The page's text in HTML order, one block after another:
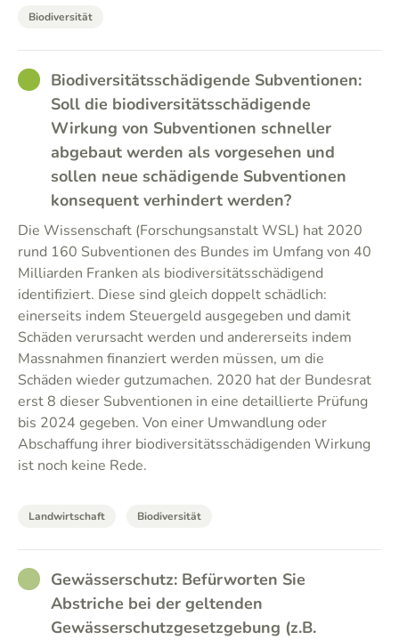
Biodiversität
GOODBiodiversitätsschädigende Subventionen:
Soll die biodiversitätsschädigende
Wirkung von Subventionen schneller
abgebaut werden als vorgesehen und
sollen neue schädigende Subventionen
konsequent verhindert werden?
Die Wissenschaft (Forschungsanstalt WSL) hat 2020
rund 160 Subventionen des Bundes im Umfang von 40
Milliarden Franken als biodiversitätsschädigend
identifiziert. Diese sind gleich doppelt schädlich:
einerseits indem Steuergeld ausgegeben und damit
Schäden verursacht werden und andererseits indem
Massnahmen finanziert werden müssen, um die
Schäden wieder gutzumachen. 2020 hat der Bundesrat
erst 8 dieser Subventionen in eine detaillierte Prüfung
bis 2024 gegeben. Von einer Umwandlung oder
Abschaffung ihrer biodiversitätsschädigenden Wirkung
ist noch keine Rede.
Landwirtschaft Biodiversität
RATHER_GOOD
Gewässerschutz: Befürworten Sie
Abstriche bei der geltenden
Gewässerschutzgesetzgebung (z.B.